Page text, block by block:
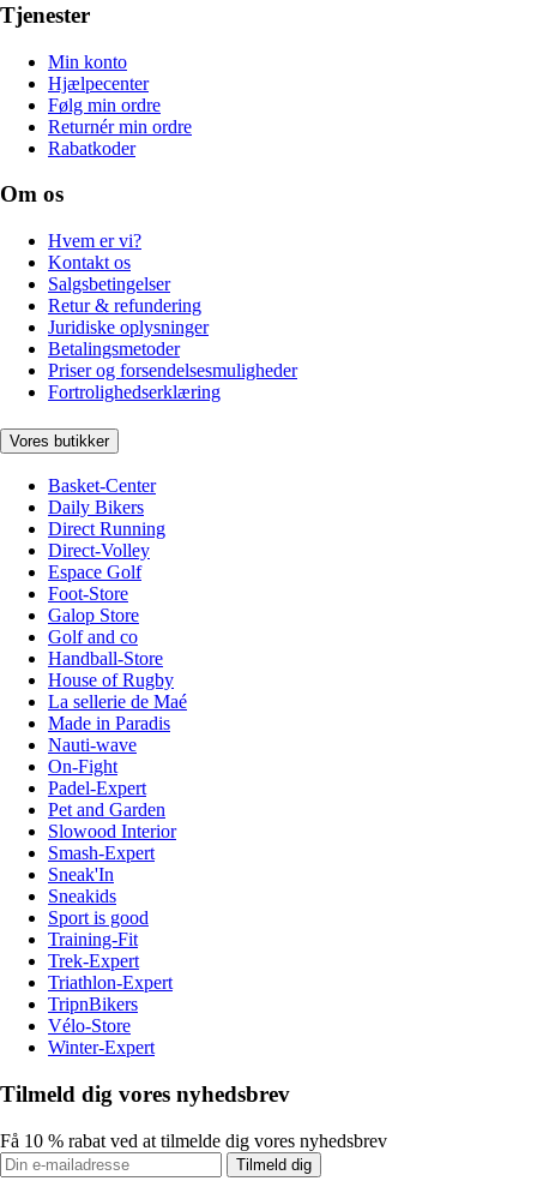
Tjenester
Min konto
Hjælpecenter
Følg min ordre
Returnér min ordre
Rabatkoder
Om os
Hvem er vi?
Kontakt os
Salgsbetingelser
Retur & refundering
Juridiske oplysninger
Betalingsmetoder
Priser og forsendelsesmuligheder
Fortrolighedserklæring
Vores butikker
Basket-Center
Daily Bikers
Direct Running
Direct-Volley
Espace Golf
Foot-Store
Galop Store
Golf and co
Handball-Store
House of Rugby
La sellerie de Maé
Made in Paradis
Nauti-wave
On-Fight
Padel-Expert
Pet and Garden
Slowood Interior
Smash-Expert
Sneak'In
Sneakids
Sport is good
Training-Fit
Trek-Expert
Triathlon-Expert
TripnBikers
Vélo-Store
Winter-Expert
Tilmeld dig vores nyhedsbrev
Få 10 % rabat ved at tilmelde dig vores nyhedsbrev
Tilmeld dig